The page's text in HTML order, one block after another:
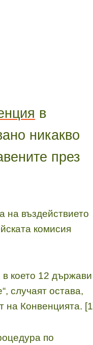
в
никакво
през
на въздействието
комисия
в което 12 държави
случаят остава,
на Конвенцията.
по